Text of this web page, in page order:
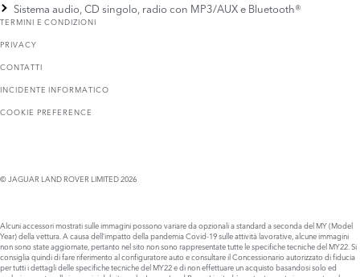
Sistema audio, CD singolo, radio con MP3/AUX e Bluetooth®
TERMINI E CONDIZIONI
PRIVACY
CONTATTI
INCIDENTE INFORMATICO
COOKIE PREFERENCE
© JAGUAR LAND ROVER LIMITED 2026
Alcuni accessori mostrati sulle immagini possono variare da opzionali a standard a seconda del MY (Model
Year) della vettura. A causa dell’impatto della pandemia Covid-19 sulle attività lavorative, alcune immagini
non sono state aggiornate, pertanto nel sito non sono rappresentate tutte le specifiche tecniche del MY22. Si
consiglia quindi di fare riferimento al configuratore auto e consultare il Concessionario autorizzato di fiducia
per tutti i dettagli delle specifiche tecniche del MY22 e di non effettuare un acquisto basandosi solo ed